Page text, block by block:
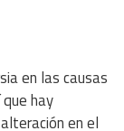
en las causas
hay
en el